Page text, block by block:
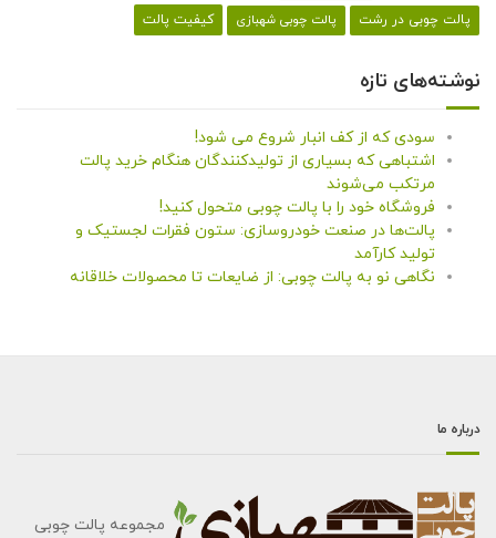
پالت چوبی در رشت پالت چوبی شهبازی کیفیت پالت
نوشته‌های تازه
سودی که از کف انبار شروع می شود!
اشتباهی که بسیاری از تولیدکنندگان هنگام خرید پالت
مرتکب می‌شوند
فروشگاه خود را با پالت چوبی متحول کنید!
پالت‌ها در صنعت خودروسازی: ستون فقرات لجستیک و
تولید کارآمد
نگاهی نو به پالت چوبی: از ضایعات تا محصولات خلاقانه
درباره ما
مجموعه پالت چوبی